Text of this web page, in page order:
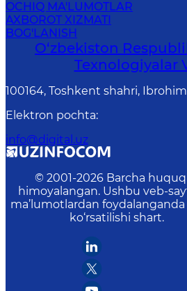
OCHIQ MA'LUMOTLAR
AXBOROT XIZMATI
BOG'LANISH
O‘zbekiston
Texnologiyalar
100164, Toshkent shahri,
Elektron pochta:
info@digital.uz
© 2001-2026 Barcha
himoyalangan. Ushbu veb-
ma’lumotlardan foydalanganda
ko‘rsatilishi shart.